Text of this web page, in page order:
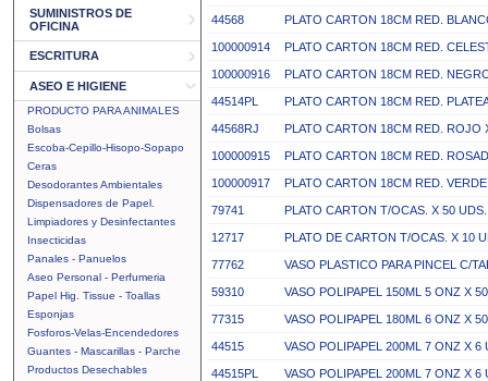
SUMINISTROS DE
OFICINA
ESCRITURA
ASEO E HIGIENE
PRODUCTO PARA ANIMALES
Bolsas
Escoba-Cepillo-Hisopo-Sopapo
Ceras
Desodorantes Ambientales
Dispensadores de Papel.
Limpiadores y Desinfectantes
Insecticidas
Panales - Panuelos
Aseo Personal - Perfumeria
Papel Hig. Tissue - Toallas
Esponjas
Fosforos-Velas-Encendedores
Guantes - Mascarillas - Parche
Productos Desechables
44568 PLATO CARTON 18CM RED.
100000914 PLATO CARTON 18CM RED.
100000916 PLATO CARTON 18CM RED.
44514PL PLATO CARTON 18CM RED.
44568RJ PLATO CARTON 18CM RED. ROJO
100000915 PLATO CARTON 18CM RED.
100000917 PLATO CARTON 18CM RED.
79741 PLATO CARTON T/OCAS. X 50
12717 PLATO DE CARTON T/OCAS. X 10
77762 VASO PLASTICO PARA PINCEL C/
59310 VASO POLIPAPEL 150ML 5 ONZ X
77315 VASO POLIPAPEL 180ML 6 ONZ X
44515 VASO POLIPAPEL 200ML 7 ONZ X 6
44515PL VASO POLIPAPEL 200ML 7 ONZ X 6